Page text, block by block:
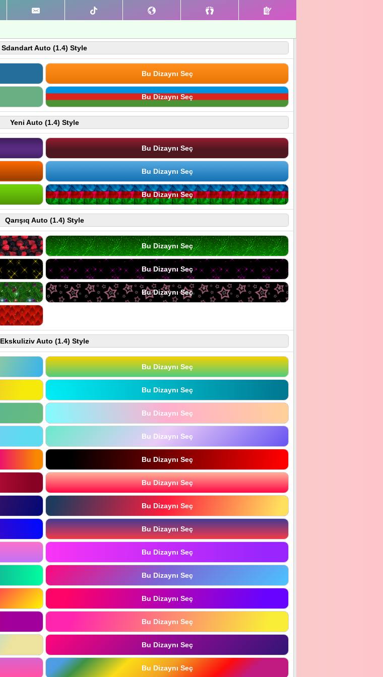
Sdandart Auto (1.4) Style
Bu Dizaynı Seç
Bu Dizaynı Seç
Yeni Auto (1.4) Style
Bu Dizaynı Seç
Bu Dizaynı Seç
Bu Dizaynı Seç
Qarışıq Auto (1.4) Style
Bu Dizaynı Seç
Bu Dizaynı Seç
Bu Dizaynı Seç
Ekskuliziv Auto (1.4) Style
Bu Dizaynı Seç
Bu Dizaynı Seç
Bu Dizaynı Seç
Bu Dizaynı Seç
Bu Dizaynı Seç
Bu Dizaynı Seç
Bu Dizaynı Seç
Bu Dizaynı Seç
Bu Dizaynı Seç
Bu Dizaynı Seç
Bu Dizaynı Seç
Bu Dizaynı Seç
Bu Dizaynı Seç
Bu Dizaynı Seç